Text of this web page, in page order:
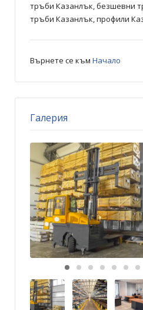
тръби Казанлък, безшевни
тръби Казанлък, профили
Върнете се към Начало
Галерия